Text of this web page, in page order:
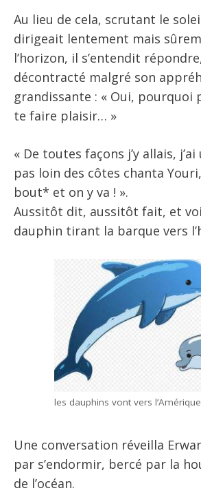
Au lieu de cela, scrutant le
dirigeait lentement mais
l’horizon, il s’entendit
décontracté malgré son
grandissante : « Oui, pourquoi
te faire plaisir… »
« De toutes façons j’y allais,
pas loin des côtes chanta
bout* et on y va ! ».
Aussitôt dit, aussitôt fait, et
dauphin tirant la barque vers
les dauphins vont vers
Une conversation réveilla
par s’endormir, bercé par la
de l’océan.